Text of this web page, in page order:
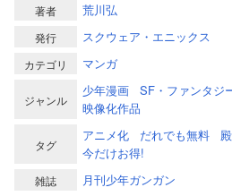
著者 荒川弘
発行 スクウェア・エニックス
カテゴリ マンガ
ジャンル
少年漫画 SF・ファンタジ
映像化作品
タグ
アニメ化 だれでも無料
今だけお得!
雑誌 月刊少年ガンガン